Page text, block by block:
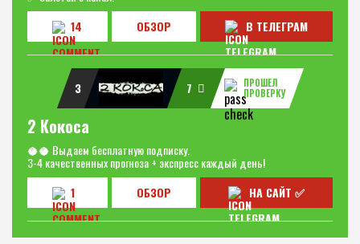
14
ОБЗОР В ТЕЛЕГРАМ
3 7
ПРОШЕЛ
ПРОВЕРКУ
2 Кокоса
🥥🥥 Выдаем бесплатную подписку.
3-4 качественных прогноза + экспресс каждый день!
1
ОБЗОР НА САЙТ ✅